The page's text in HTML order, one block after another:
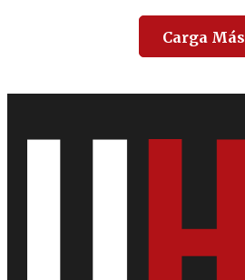
Carga Más